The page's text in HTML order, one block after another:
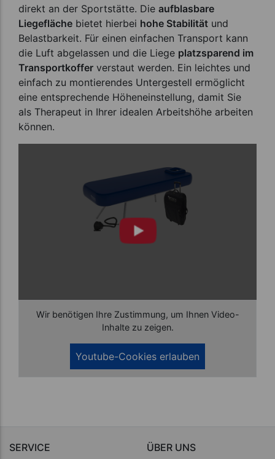
direkt an der Sportstätte. Die aufblasbare
Liegefläche bietet hierbei hohe Stabilität und
Belastbarkeit. Für einen einfachen Transport kann
die Luft abgelassen und die Liege platzsparend im
Transportkoffer verstaut werden. Ein leichtes und
einfach zu montierendes Untergestell ermöglicht
eine entsprechende Höheneinstellung, damit Sie
als Therapeut in Ihrer idealen Arbeitshöhe arbeiten
können.
Wir benötigen Ihre Zustimmung, um Ihnen Video-
Inhalte zu zeigen.
SERVICE
ÜBER UNS